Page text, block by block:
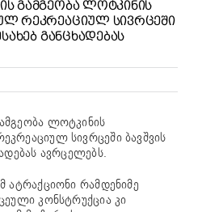
ᲒᲐᲛᲒᲔᲝᲑᲐ ᲚᲝᲢᲙᲘᲜᲘᲡ
ᲠᲔᲙᲠᲔᲐᲪᲘᲣᲚ ᲡᲘᲕᲠᲪᲔᲨᲘ
ᲒᲐᲜᲪᲮᲐᲓᲔᲑᲐᲡ
ლოტკინის
სივრცეში ბავშვის
ავრცელებს.
ატრაქციონი რამდენიმე
კონსტრუქცია კი